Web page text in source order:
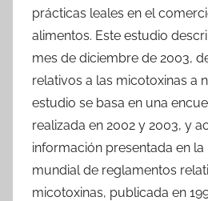
prácticas leales en el
alimentos. Este estudio
mes de diciembre de 2003,
relativos a las micotoxinas a
estudio se basa en una
realizada en 2002 y 2003, y
información presentada en
mundial de reglamentos
micotoxinas, publicada en